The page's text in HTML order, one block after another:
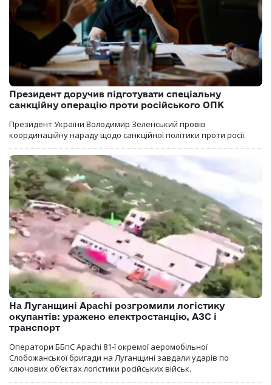
Президент доручив підготувати спеціальну
санкційну операцію проти російського ОПК
Президент України Володимир Зеленський провів
координаційну нараду щодо санкційної політики проти росії.
На Луганщині Apachi розгромили логістику
окупантів: уражено електростанцію, АЗС і
транспорт
Оператори ББпС Apachi 81-ї окремої аеромобільної
Слобожанської бригади на Луганщині завдали ударів по
ключових об’єктах логістики російських військ.